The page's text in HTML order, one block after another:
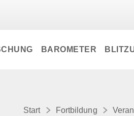
BAROMETER
Start Fortbildung